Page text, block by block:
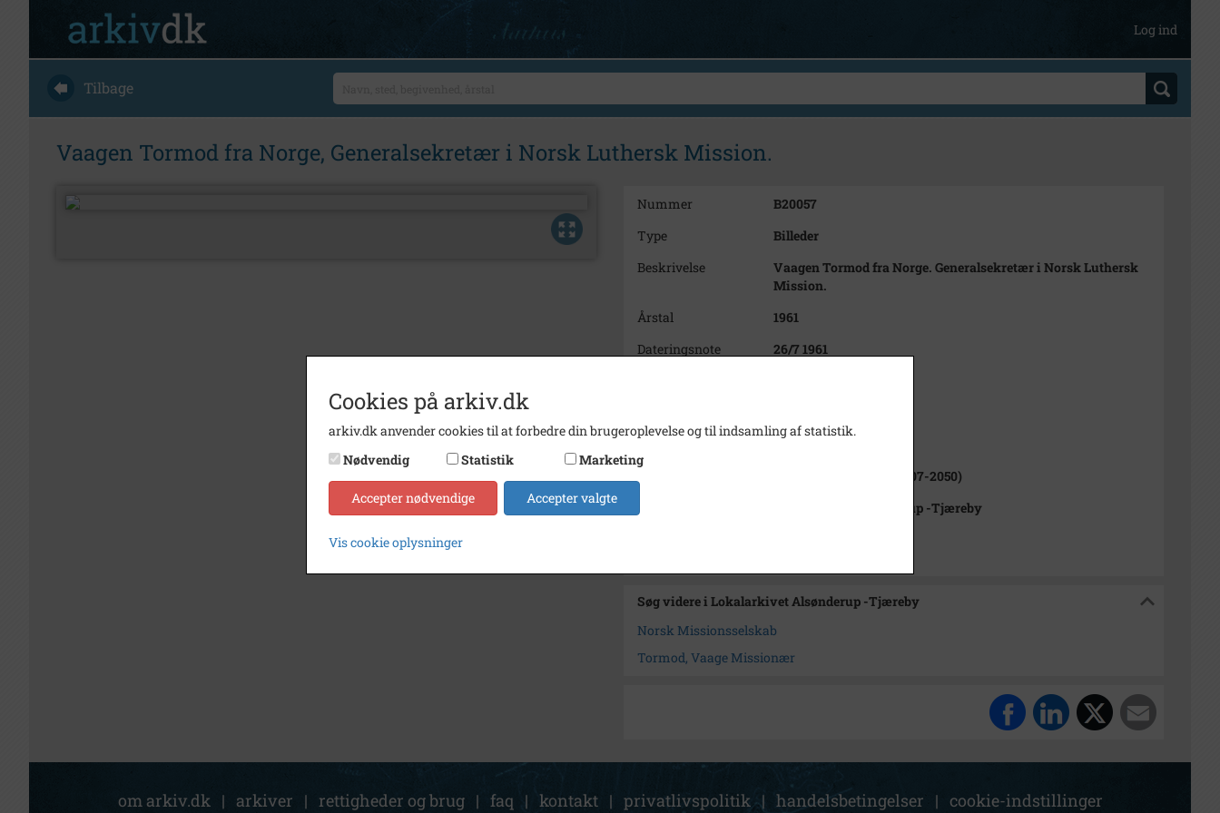
Log ind
Tilbage
Vaagen Tormod fra Norge, Generalsekretær i Norsk Luthersk Mission.
Nummer
B20057
Type
Billeder
Beskrivelse
Vaagen Tormod fra Norge. Generalsekretær i Norsk Luthersk
Mission.
Årstal
1961
Dateringsnote
26/7 1961
Type
Kommune (1970-2050)
Hillerød Kommune (2007-2050)
Lokalarkivet Alsønderup -Tjæreby
Søg videre i Lokalarkivet Alsønderup -Tjæreby
Norsk Missionsselskab
Tormod, Vaage Missionær
om arkiv.dk | arkiver | rettigheder og brug | faq | kontakt | privatlivspolitik | handelsbetingelser | cookie-indstillinger
Cookies på arkiv.dk
arkiv.dk anvender cookies til at forbedre din brugeroplevelse og til indsamling af statistik.
Nødvendig
Statistik Marketing
Accepter nødvendige Accepter valgte
Vis cookie oplysninger